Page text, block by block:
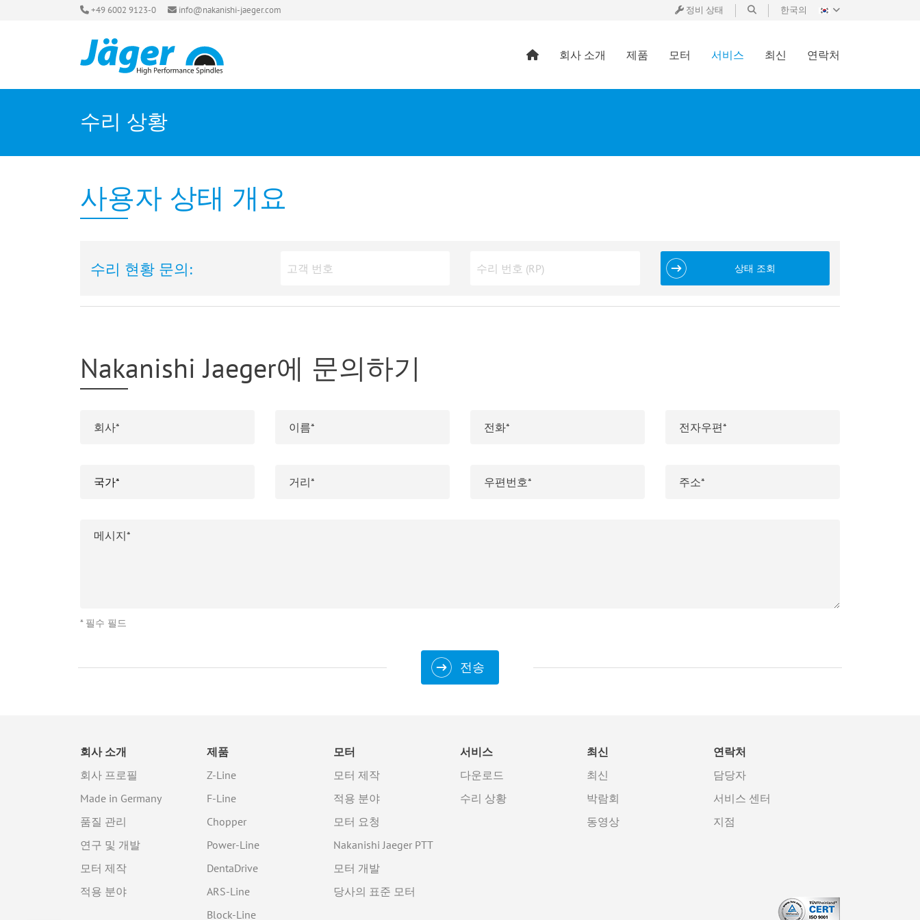
+49 6002 9123-0 info@nakanishi-jaeger.com 정비 상태 한국의
회사 소개 제품 모터 서비스 최신 연락처
수리 상황
사용자 상태 개요
수리 현황 문의: 상태 조회
Nakanishi Jaeger에 문의하기
* 필수 필드
전송
회사 소개
회사 프로필
Made in Germany
품질 관리
연구 및 개발
모터 제작
적용 분야
제품
Z-Line
F-Line
Chopper
Power-Line
DentaDrive
ARS-Line
Block-Line
모터
모터 제작
적용 분야
모터 요청
Nakanishi Jaeger PTT
모터 개발
당사의 표준 모터
서비스
다운로드
수리 상황
최신
최신
박람회
동영상
연락처
담당자
서비스 센터
지점